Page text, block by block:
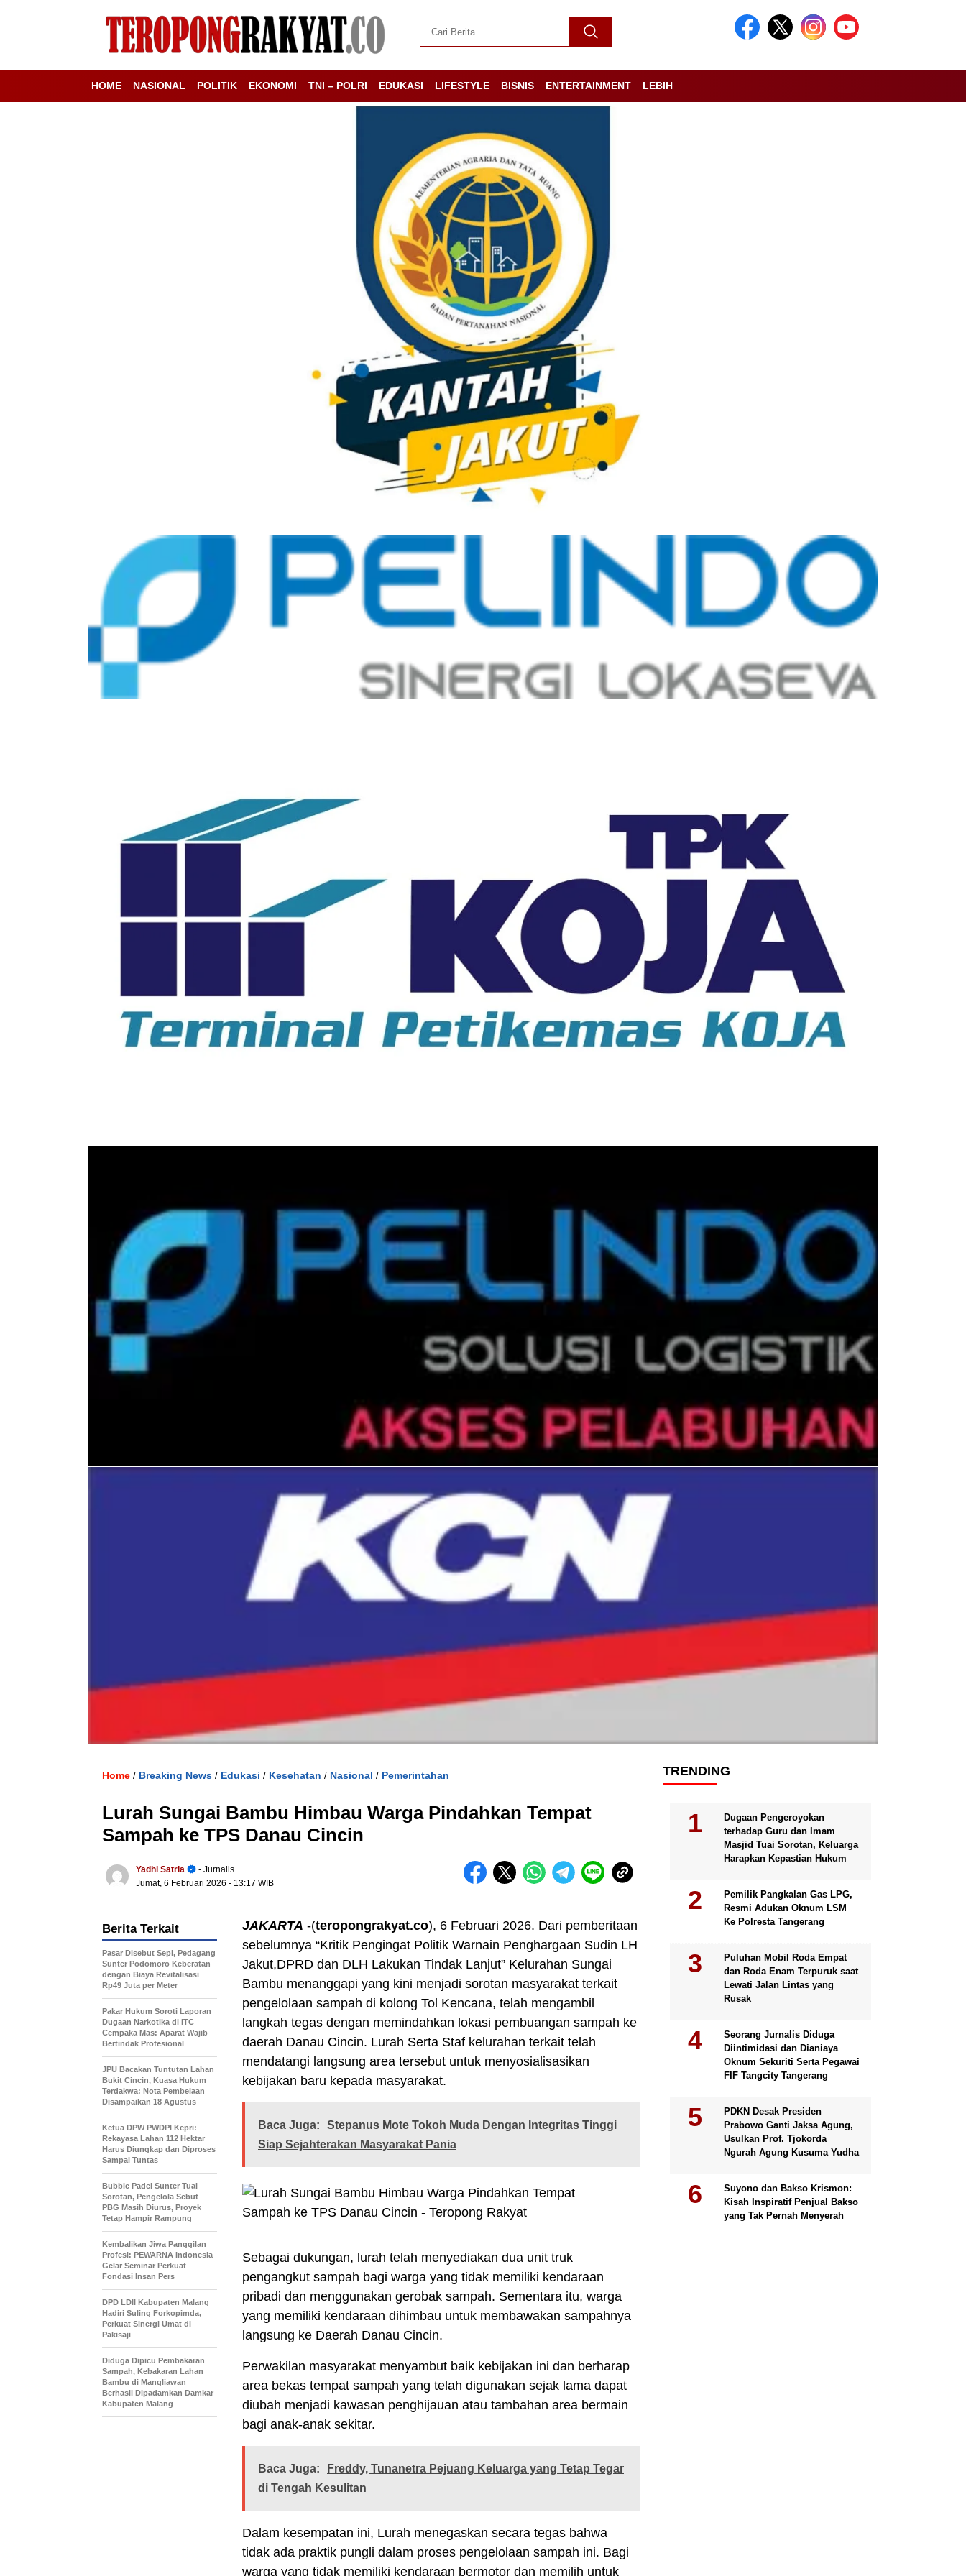
HOME NASIONAL POLITIK EKONOMI TNI – POLRI EDUKASI LIFESTYLE BISNIS ENTERTAINMENT LEBIH
Home / Breaking News / Edukasi / Kesehatan / Nasional / Pemerintahan
Lurah Sungai Bambu Himbau Warga Pindahkan Tempat
Sampah ke TPS Danau Cincin
Yadhi Satria
- Jurnalis
Jumat, 6 Februari 2026 - 13:17 WIB
JAKARTA -(teropongrakyat.co), 6 Februari 2026. Dari pemberitaan
sebelumnya “Kritik Pengingat Politik Warnain Penghargaan Sudin LH
Jakut,DPRD dan DLH Lakukan Tindak Lanjut” Kelurahan Sungai
Bambu menanggapi yang kini menjadi sorotan masyarakat terkait
pengelolaan sampah di kolong Tol Kencana, telah mengambil
langkah tegas dengan memindahkan lokasi pembuangan sampah ke
daerah Danau Cincin. Lurah Serta Staf kelurahan terkait telah
mendatangi langsung area tersebut untuk menyosialisasikan
kebijakan baru kepada masyarakat.
Baca Juga:
Stepanus Mote Tokoh Muda Dengan Integritas Tinggi
Siap Sejahterakan Masyarakat Pania
Sebagai dukungan, lurah telah menyediakan dua unit truk
pengangkut sampah bagi warga yang tidak memiliki kendaraan
pribadi dan menggunakan gerobak sampah. Sementara itu, warga
yang memiliki kendaraan dihimbau untuk membawakan sampahnya
langsung ke Daerah Danau Cincin.
Perwakilan masyarakat menyambut baik kebijakan ini dan berharap
area bekas tempat sampah yang telah digunakan sejak lama dapat
diubah menjadi kawasan penghijauan atau tambahan area bermain
bagi anak-anak sekitar.
Baca Juga:
Freddy, Tunanetra Pejuang Keluarga yang Tetap Tegar
di Tengah Kesulitan
Dalam kesempatan ini, Lurah menegaskan secara tegas bahwa
tidak ada praktik pungli dalam proses pengelolaan sampah ini. Bagi
warga yang tidak memiliki kendaraan bermotor dan memilih untuk
Berita Terkait
Pasar Disebut Sepi, Pedagang
Sunter Podomoro Keberatan
dengan Biaya Revitalisasi
Rp49 Juta per Meter
Pakar Hukum Soroti Laporan
Dugaan Narkotika di ITC
Cempaka Mas: Aparat Wajib
Bertindak Profesional
JPU Bacakan Tuntutan Lahan
Bukit Cincin, Kuasa Hukum
Terdakwa: Nota Pembelaan
Disampaikan 18 Agustus
Ketua DPW PWDPI Kepri:
Rekayasa Lahan 112 Hektar
Harus Diungkap dan Diproses
Sampai Tuntas
Bubble Padel Sunter Tuai
Sorotan, Pengelola Sebut
PBG Masih Diurus, Proyek
Tetap Hampir Rampung
Kembalikan Jiwa Panggilan
Profesi: PEWARNA Indonesia
Gelar Seminar Perkuat
Fondasi Insan Pers
DPD LDII Kabupaten Malang
Hadiri Suling Forkopimda,
Perkuat Sinergi Umat di
Pakisaji
Diduga Dipicu Pembakaran
Sampah, Kebakaran Lahan
Bambu di Mangliawan
Berhasil Dipadamkan Damkar
Kabupaten Malang
TRENDING
Dugaan Pengeroyokan
terhadap Guru dan Imam
Masjid Tuai Sorotan, Keluarga
Harapkan Kepastian Hukum
Pemilik Pangkalan Gas LPG,
Resmi Adukan Oknum LSM
Ke Polresta Tangerang
Puluhan Mobil Roda Empat
dan Roda Enam Terpuruk saat
Lewati Jalan Lintas yang
Rusak
Seorang Jurnalis Diduga
Diintimidasi dan Dianiaya
Oknum Sekuriti Serta Pegawai
FIF Tangcity Tangerang
PDKN Desak Presiden
Prabowo Ganti Jaksa Agung,
Usulkan Prof. Tjokorda
Ngurah Agung Kusuma Yudha
Suyono dan Bakso Krismon:
Kisah Inspiratif Penjual Bakso
yang Tak Pernah Menyerah